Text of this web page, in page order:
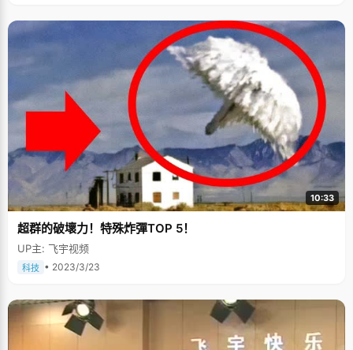
10:33
超群的破壞力！特殊炸彈TOP 5！
UP主: 飞宇视频
科技 • 2023/3/23